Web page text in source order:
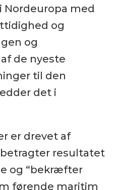
Nordeuropa med
og
og
de nyeste
til den
det i
er drevet af
resultatet
og “bekræfter
førende maritim